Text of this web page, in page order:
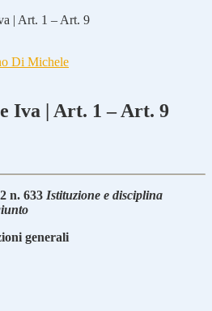
| Art. 1 – Art. 9
Di Michele
Iva | Art. 1 – Art. 9
n. 633 Istituzione e disciplina
generali